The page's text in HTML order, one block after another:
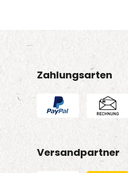
Zahlungsarten
Versandpartner